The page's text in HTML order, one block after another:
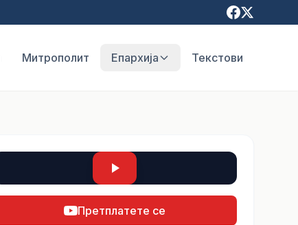
Митрополит Епархија Текстови
Претплатете се